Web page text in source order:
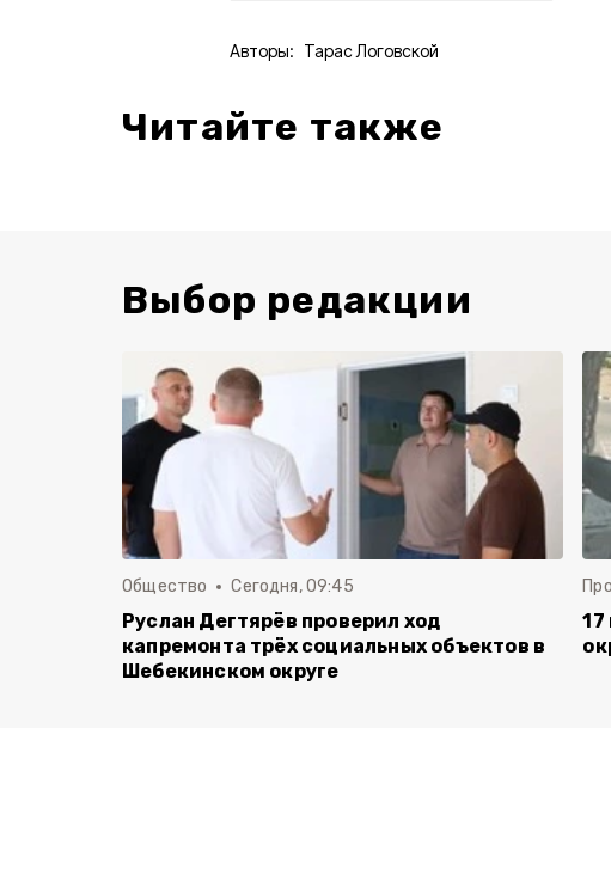
Авторы: Тарас Логовской
Читайте также
Выбор редакции
Общество Сегодня, 09:45
Руслан Дегтярёв проверил ход
капремонта трёх социальных объектов в
Шебекинском округе
17